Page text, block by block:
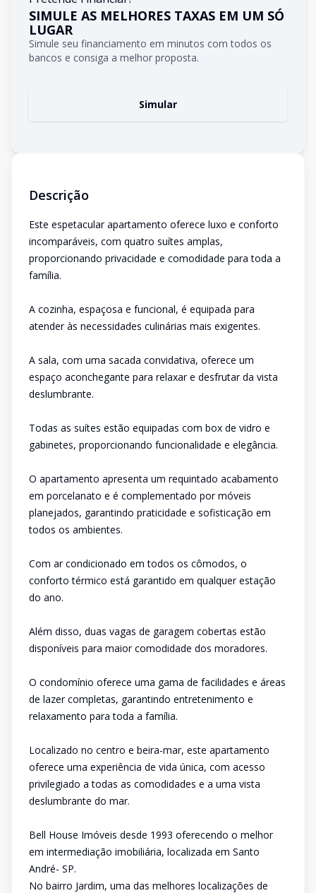
SIMULE AS MELHORES TAXAS EM UM SÓ
LUGAR
Simule seu financiamento em minutos com todos os
bancos e consiga a melhor proposta.
Simular
Descrição
Este espetacular apartamento oferece luxo e conforto
incomparáveis, com quatro suítes amplas,
proporcionando privacidade e comodidade para toda a
família.
A cozinha, espaçosa e funcional, é equipada para
atender às necessidades culinárias mais exigentes.
A sala, com uma sacada convidativa, oferece um
espaço aconchegante para relaxar e desfrutar da vista
deslumbrante.
Todas as suítes estão equipadas com box de vidro e
gabinetes, proporcionando funcionalidade e elegância.
O apartamento apresenta um requintado acabamento
em porcelanato e é complementado por móveis
planejados, garantindo praticidade e sofisticação em
todos os ambientes.
Com ar condicionado em todos os cômodos, o
conforto térmico está garantido em qualquer estação
do ano.
Além disso, duas vagas de garagem cobertas estão
disponíveis para maior comodidade dos moradores.
O condomínio oferece uma gama de facilidades e áreas
de lazer completas, garantindo entretenimento e
relaxamento para toda a família.
Localizado no centro e beira-mar, este apartamento
oferece uma experiência de vida única, com acesso
privilegiado a todas as comodidades e a uma vista
deslumbrante do mar.
Bell House Imóveis desde 1993 oferecendo o melhor
em intermediação imobiliária, localizada em Santo
André- SP.
No bairro Jardim, uma das melhores localizações de